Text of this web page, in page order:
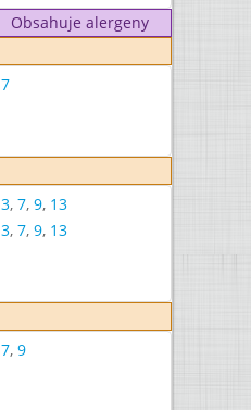
Obsahuje alergeny
7
3, 7, 9, 13
3, 7, 9, 13
7, 9